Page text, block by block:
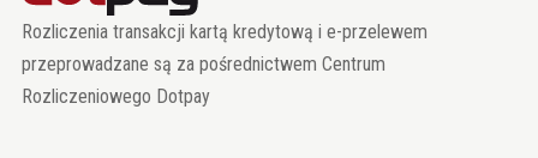
Rozliczenia transakcji kartą kredytową i e-przelewem
przeprowadzane są za pośrednictwem Centrum
Rozliczeniowego Dotpay